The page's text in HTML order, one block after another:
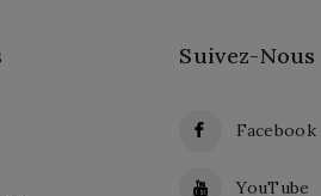
Suivez-Nous
Facebook
YouTube